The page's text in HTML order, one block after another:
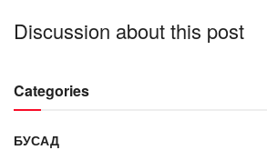
Discussion about this post
Categories
БУСАД